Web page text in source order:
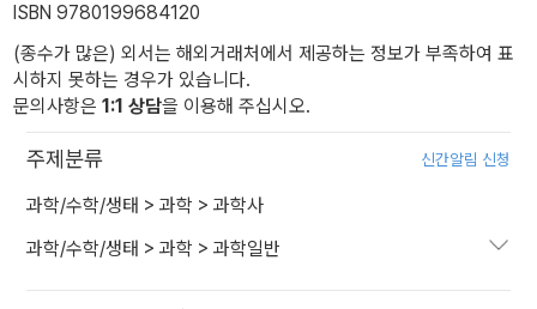
ISBN 9780199684120
(종수가 많은) 외서는 해외거래처에서 제공하는 정보가 부족하여 표
시하지 못하는 경우가 있습니다.
문의사항은 1:1 상담을 이용해 주십시오.
주제분류 신간알림 신청
과학/수학/생태 > 과학 > 과학사
과학/수학/생태 > 과학 > 과학일반